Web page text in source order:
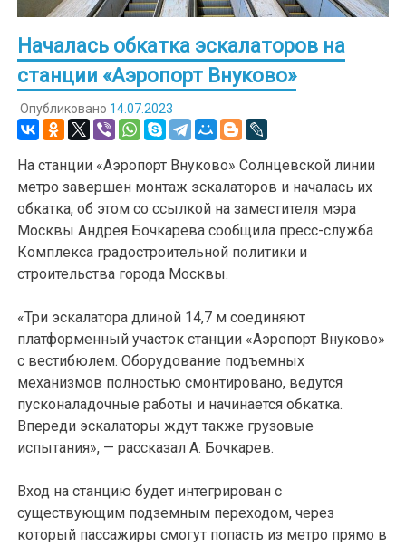
Началась обкатка эскалаторов на
станции «Аэропорт Внуково»
Опубликовано 14.07.2023
На станции «Аэропорт Внуково» Солнцевской линии
метро завершен монтаж эскалаторов и началась их
обкатка, об этом со ссылкой на заместителя мэра
Москвы Андрея Бочкарева сообщила пресс-служба
Комплекса градостроительной политики и
строительства города Москвы.
«Три эскалатора длиной 14,7 м соединяют
платформенный участок станции «Аэропорт Внуково»
с вестибюлем. Оборудование подъемных
механизмов полностью смонтировано, ведутся
пусконаладочные работы и начинается обкатка.
Впереди эскалаторы ждут также грузовые
испытания», — рассказал А. Бочкарев.
Вход на станцию будет интегрирован с
существующим подземным переходом, через
который пассажиры смогут попасть из метро прямо в